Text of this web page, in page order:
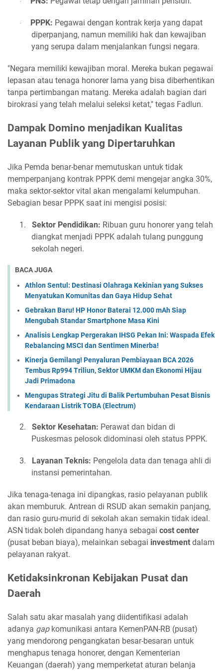
· PPPK: Pegawai dengan kontrak kerja yang dapat
diperpanjang, namun memiliki hak dan kewajiban
yang serupa dalam menjalankan fungsi negara.
"Negara memiliki kewajiban moral. Mereka bukan pegawai
lepasan atau tenaga honorer lama yang bisa diberhentikan
tanpa pertimbangan matang. Mereka adalah bagian dari
birokrasi yang telah melalui seleksi ketat," tegas Fadlun.
Dampak Domino menjadikan Kualitas
Layanan Publik yang Dipertaruhkan
Jika Pemda benar-benar memutuskan untuk tidak
memperpanjang kontrak PPPK demi mengejar angka 30%,
maka sektor-sektor vital akan mengalami kelumpuhan.
Sebagian besar PPPK saat ini mengisi posisi:
1. Sektor Pendidikan: Ribuan guru honorer yang telah
diangkat menjadi PPPK adalah tulang punggung
sekolah negeri.
BACA JUGA
Athlon Sentul: Destinasi Olahraga Kekinian yang Sukses
Menyatukan Komunitas dan Gaya Hidup Sehat
Gebrakan Baru! HP Honor Baterai 12.000 mAh Siap
Mengubah Standar Smartphone Masa Kini
Analisis Lengkap Pergerakan IHSG Pekan Ini: Waspada Efek
Rebalancing MSCI dan Sentimen Minerba!
Kinerja Gemilang! Penyaluran Pembiayaan BCA 2026
Tembus Rp994 Triliun, Sektor UMKM dan Ekonomi Hijau
Jadi Primadona
Mengupas Strategi Jitu di Balik Pertumbuhan Pesat Bisnis
Kendaraan Listrik TOBA (Electrum)
2. Sektor Kesehatan: Perawat dan bidan di
Puskesmas pelosok didominasi oleh status PPPK.
3. Layanan Teknis: Pengelola data dan tenaga ahli di
instansi pemerintahan.
Jika tenaga-tenaga ini dipangkas, rasio pelayanan publik
akan memburuk. Antrean di RSUD akan semakin panjang,
dan rasio guru-murid di sekolah akan semakin tidak ideal.
ASN tidak boleh dipandang hanya sebagai cost center
(pusat beban biaya), melainkan sebagai investment dalam
pelayanan rakyat.
Ketidaksinkronan Kebijakan Pusat dan
Daerah
Salah satu akar masalah yang diidentifikasi adalah
adanya gapkomunikasi antara KemenPAN-RB (pusat)
yang mendorong pengangkatan besar-besaran untuk
menghapus tenaga honorer, dengan Kementerian
Keuangan (daerah) yang memperketat aturan belanja